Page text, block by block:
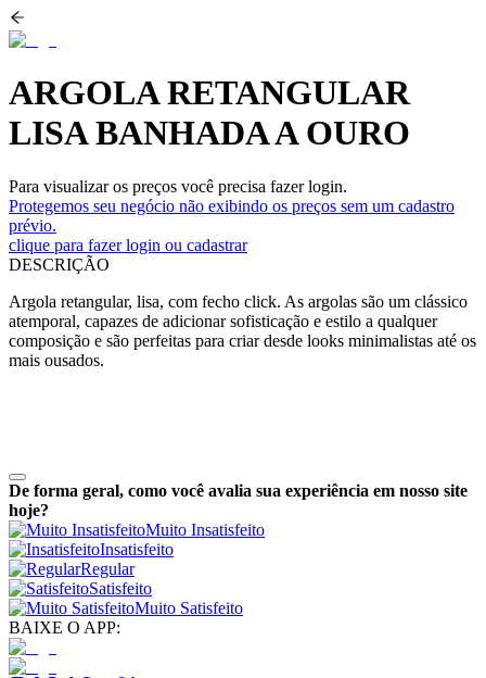
ARGOLA RETANGULAR
LISA BANHADA A OURO
Para visualizar os preços você precisa fazer login.
Protegemos seu negócio não exibindo os preços sem um cadastro
prévio.
clique para fazer login ou cadastrar
DESCRIÇÃO
Argola retangular, lisa, com fecho click. As argolas são um clássico
atemporal, capazes de adicionar sofisticação e estilo a qualquer
composição e são perfeitas para criar desde looks minimalistas até os
mais ousados.
De forma geral, como você avalia sua experiência em nosso site
hoje?
Muito Insatisfeito
Insatisfeito
Regular
Satisfeito
Muito Satisfeito
BAIXE O APP: